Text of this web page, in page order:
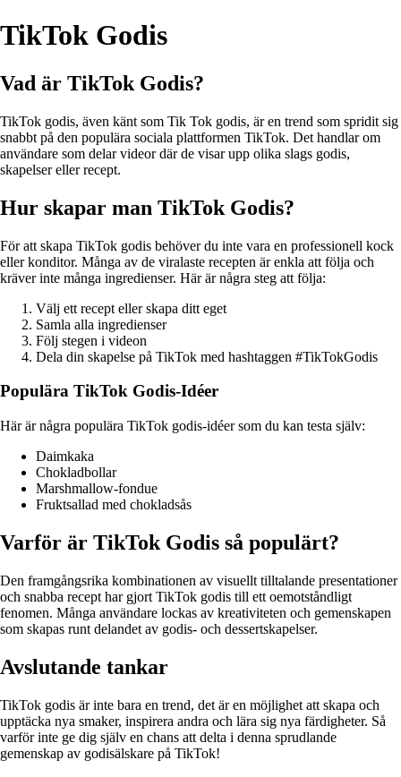
TikTok Godis
Vad är TikTok Godis?
TikTok godis, även känt som Tik Tok godis, är en trend som spridit sig
snabbt på den populära sociala plattformen TikTok. Det handlar om
användare som delar videor där de visar upp olika slags godis,
skapelser eller recept.
Hur skapar man TikTok Godis?
För att skapa TikTok godis behöver du inte vara en professionell kock
eller konditor. Många av de viralaste recepten är enkla att följa och
kräver inte många ingredienser. Här är några steg att följa:
Välj ett recept eller skapa ditt eget
Samla alla ingredienser
Följ stegen i videon
Dela din skapelse på TikTok med hashtaggen #TikTokGodis
Populära TikTok Godis-Idéer
Här är några populära TikTok godis-idéer som du kan testa själv:
Daimkaka
Chokladbollar
Marshmallow-fondue
Fruktsallad med chokladsås
Varför är TikTok Godis så populärt?
Den framgångsrika kombinationen av visuellt tilltalande presentationer
och snabba recept har gjort TikTok godis till ett oemotståndligt
fenomen. Många användare lockas av kreativiteten och gemenskapen
som skapas runt delandet av godis- och dessertskapelser.
Avslutande tankar
TikTok godis är inte bara en trend, det är en möjlighet att skapa och
upptäcka nya smaker, inspirera andra och lära sig nya färdigheter. Så
varför inte ge dig själv en chans att delta i denna sprudlande
gemenskap av godisälskare på TikTok!